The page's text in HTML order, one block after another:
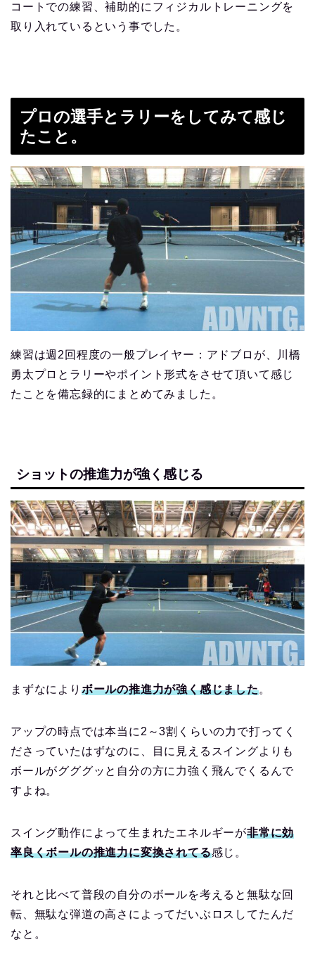
コートでの練習、補助的にフィジカルトレーニングを
取り入れているという事でした。
プロの選手とラリーをしてみて感じ
たこと。
練習は週2回程度の一般プレイヤー：アドブロが、川橋
勇太プロとラリーやポイント形式をさせて頂いて感じ
たことを備忘録的にまとめてみました。
ショットの推進力が強く感じる
まずなにより ボールの推進力が強く感じました。
アップの時点では本当に2～3割くらいの力で打ってく
ださっていたはずなのに、目に見えるスイングよりも
ボールがグググッと自分の方に力強く飛んでくるんで
すよね。
スイング動作によって生まれたエネルギーが非常に効
率良くボールの推進力に変換されてる感じ。
それと比べて普段の自分のボールを考えると無駄な回
転、無駄な弾道の高さによってだいぶロスしてたんだ
なと。